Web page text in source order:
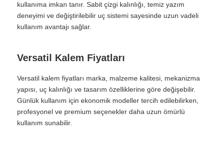
kullanıma imkan tanır. Sabit çizgi kalınlığı, temiz yazım
deneyimi ve değiştirilebilir uç sistemi sayesinde uzun vadeli
kullanım avantajı sağlar.
Versatil Kalem Fiyatları
Versatil kalem fiyatları marka, malzeme kalitesi, mekanizma
yapısı, uç kalınlığı ve tasarım özelliklerine göre değişebilir.
Günlük kullanım için ekonomik modeller tercih edilebilirken,
profesyonel ve premium seçenekler daha uzun ömürlü
kullanım sunabilir.